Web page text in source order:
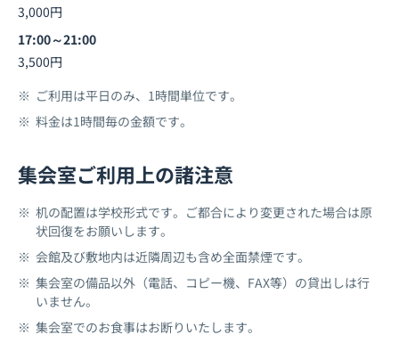
3,000円
17:00～21:00
3,500円
ご利用は平日のみ、1時間単位です。
料金は1時間毎の金額です。
集会室ご利用上の諸注意
机の配置は学校形式です。ご都合により変更された場合は原
状回復をお願いします。
会館及び敷地内は近隣周辺も含め全面禁煙です。
集会室の備品以外（電話、コピー機、FAX等）の貸出しは行
いません。
集会室でのお食事はお断りいたします。